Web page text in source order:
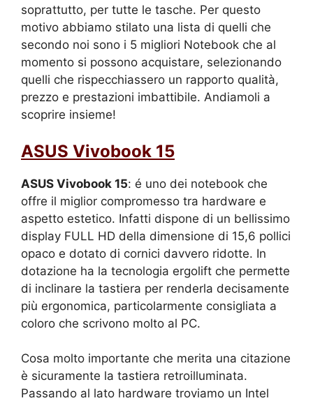
soprattutto, per tutte le tasche. Per questo
motivo abbiamo stilato una lista di quelli che
secondo noi sono i 5 migliori Notebook che al
momento si possono acquistare, selezionando
quelli che rispecchiassero un rapporto qualità,
prezzo e prestazioni imbattibile. Andiamoli a
scoprire insieme!
ASUS Vivobook 15
ASUS Vivobook 15: é uno dei notebook che
offre il miglior compromesso tra hardware e
aspetto estetico. Infatti dispone di un bellissimo
display FULL HD della dimensione di 15,6 pollici
opaco e dotato di cornici davvero ridotte. In
dotazione ha la tecnologia ergolift che permette
di inclinare la tastiera per renderla decisamente
più ergonomica, particolarmente consigliata a
coloro che scrivono molto al PC.
Cosa molto importante che merita una citazione
è sicuramente la tastiera retroilluminata.
Passando al lato hardware troviamo un Intel